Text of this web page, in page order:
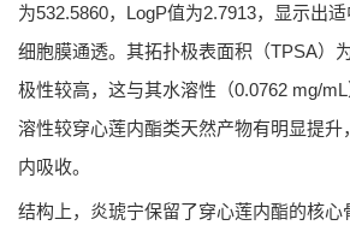
为532.5860，LogP值为2.7913，显示出
细胞膜通透。其拓扑极表面积（TPSA）
极性较高，这与其水溶性（0.0762 mg/
溶性较穿心莲内酯类天然产物有明显提升
内吸收。
结构上，炎琥宁保留了穿心莲内酯的核心